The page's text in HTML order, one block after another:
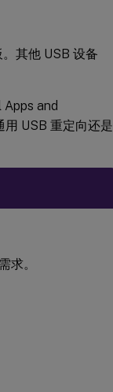
其他 USB 设备
and
USB 重定向还是
求。